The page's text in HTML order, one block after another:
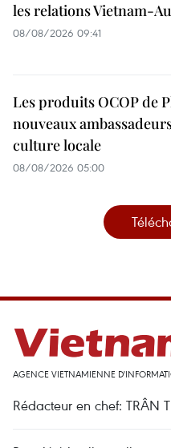
les relations Vietnam-
08/08/2026 09:41
Les produits OCOP de
nouveaux
culture locale
08/08/2026 05:00
AGENCE VIETNAMIENNE
Rédacteur en chef: TRÂN